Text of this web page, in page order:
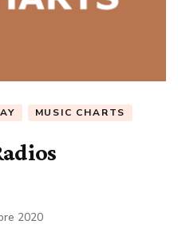
MUSIC CHARTS
2020